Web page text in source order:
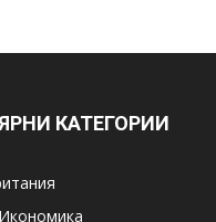
КАТЕГОРИИ